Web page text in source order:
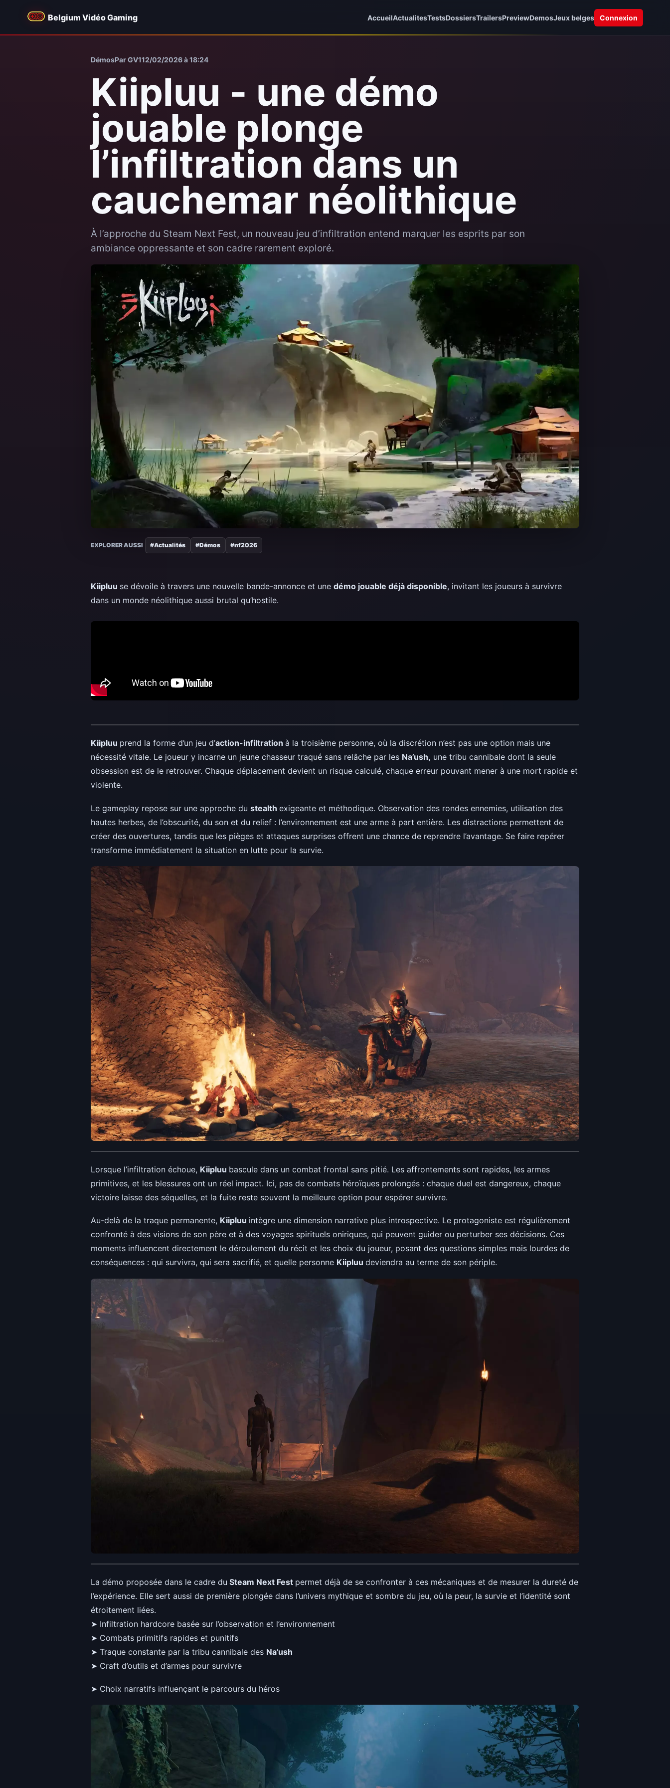
Belgium Vidéo Gaming AccueilActualitesTestsDossiersTrailersPreviewDemosJeux belges Connexion
DémosPar GV112/02/2026 à 18:24
Kiipluu - une démo
jouable plonge
l’infiltration dans un
cauchemar néolithique
À l’approche du Steam Next Fest, un nouveau jeu d’infiltration entend marquer les esprits par son
ambiance oppressante et son cadre rarement exploré.
EXPLORER AUSSI #Actualités #Démos #nf2026
Kiipluu se dévoile à travers une nouvelle bande-annonce et unedémo jouable déjà disponible, invitant les joueurs à survivre
dans un monde néolithique aussi brutal qu’hostile.
Kiipluu prend la forme d’un jeu d’action-infiltrationà la troisième personne, où la discrétion n’est pas une option mais une
nécessité vitale. Le joueur y incarne un jeune chasseur traqué sans relâche par les Na’ush, une tribu cannibale dont la seule
obsession est de le retrouver. Chaque déplacement devient un risque calculé, chaque erreur pouvant mener à une mort rapide et
violente.
Le gameplay repose sur une approche dustealthexigeante et méthodique. Observation des rondes ennemies, utilisation des
hautes herbes, de l’obscurité, du son et du relief : l’environnement est une arme à part entière. Les distractions permettent de
créer des ouvertures, tandis que les pièges et attaques surprises offrent une chance de reprendre l’avantage. Se faire repérer
transforme immédiatement la situation en lutte pour la survie.
Lorsque l’infiltration échoue, Kiipluu bascule dans un combat frontal sans pitié. Les affrontements sont rapides, les armes
primitives, et les blessures ont un réel impact. Ici, pas de combats héroïques prolongés : chaque duel est dangereux, chaque
victoire laisse des séquelles, et la fuite reste souvent la meilleure option pour espérer survivre.
Au-delà de la traque permanente, Kiipluu intègre une dimension narrative plus introspective. Le protagoniste est régulièrement
confronté à des visions de son père et à des voyages spirituels oniriques, qui peuvent guider ou perturber ses décisions. Ces
moments influencent directement le déroulement du récit et les choix du joueur, posant des questions simples mais lourdes de
conséquences : qui survivra, qui sera sacrifié, et quelle personne Kiipluudeviendra au terme de son périple.
La démo proposée dans le cadre du Steam Next Fest permet déjà de se confronter à ces mécaniques et de mesurer la dureté de
l’expérience. Elle sert aussi de première plongée dans l’univers mythique et sombre du jeu, où la peur, la survie et l’identité sont
étroitement liées.
➤ Infiltration hardcore basée sur l’observation et l’environnement
➤ Combats primitifs rapides et punitifs
➤ Traque constante par la tribu cannibale des Na’ush
➤ Craft d’outils et d’armes pour survivre
➤ Choix narratifs influençant le parcours du héros